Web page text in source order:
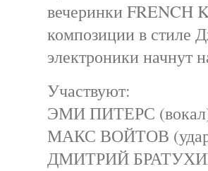
вечеринки FRENCH
композиции в стиле
электроники начнут
Участвуют:
ЭМИ ПИТЕРС
МАКС ВОЙТОВ
ДМИТРИЙ